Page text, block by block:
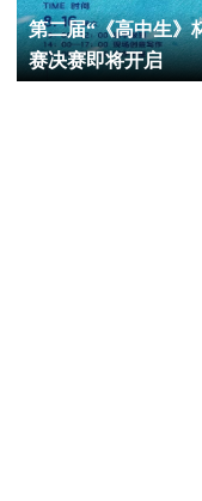
第二届“《高中生》
赛决赛即将开启